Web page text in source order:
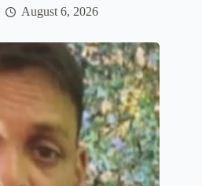
August 6, 2026